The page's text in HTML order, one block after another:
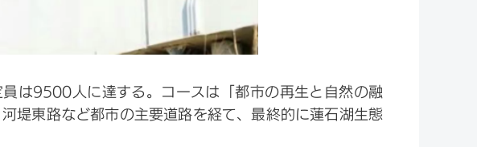
は9500人に達する。コースは「都市の再生と自然の融
堤東路など都市の主要道路を経て、最終的に蓮石湖生態